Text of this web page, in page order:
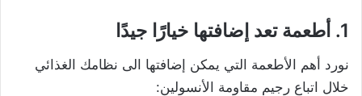
1. أطعمة تعد إضافتها خيارًا جيدًا
نورد أهم الأطعمة التي يمكن إضافتها الى نظامك الغذائي
خلال اتباع رجيم مقاومة الأنسولين: